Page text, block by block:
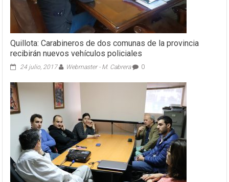
Quillota: Carabineros de dos comunas de la provincia
recibirán nuevos vehículos policiales
24 julio, 2017 Webmaster - M. Cabrera 0